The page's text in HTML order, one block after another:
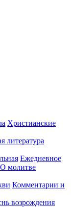
Христианские
литература
Ежедневное
О молитве
Комментарии и
возрождения